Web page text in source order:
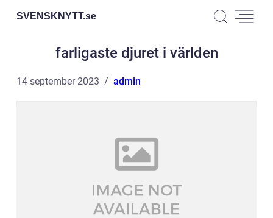
SVENSKNYTT.se
farligaste djuret i världen
14 september 2023 admin